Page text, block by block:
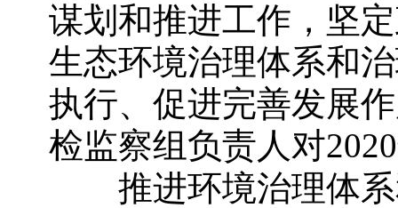
谋划和推进工作，坚
生态环境治理体系和
执行、促进完善发展
检监察组负责人对2020
推进环境治理体系